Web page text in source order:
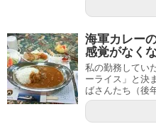
海軍カレー
感覚がなく
私の勤務してい
ーライス」と決
ばさんたち（後